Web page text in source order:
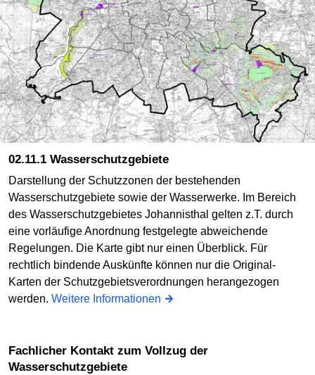
02.11.1 Wasserschutzgebiete
Darstellung der Schutzzonen der bestehenden
Wasserschutzgebiete sowie der Wasserwerke. Im Bereich
des Wasserschutzgebietes Johannisthal gelten z.T. durch
eine vorläufige Anordnung festgelegte abweichende
Regelungen. Die Karte gibt nur einen Überblick. Für
rechtlich bindende Auskünfte können nur die Original-
Karten der Schutzgebietsverordnungen herangezogen
werden. Weitere Informationen
Fachlicher Kontakt zum Vollzug der
Wasserschutzgebiete